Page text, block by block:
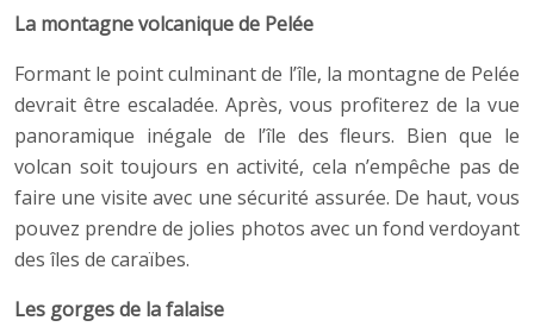
La montagne volcanique de Pelée
Formant le point culminant de l’île, la montagne de Pelée
devrait être escaladée. Après, vous profiterez de la vue
panoramique inégale de l’île des fleurs. Bien que le
volcan soit toujours en activité, cela n’empêche pas de
faire une visite avec une sécurité assurée. De haut, vous
pouvez prendre de jolies photos avec un fond verdoyant
des îles de caraïbes.
Les gorges de la falaise